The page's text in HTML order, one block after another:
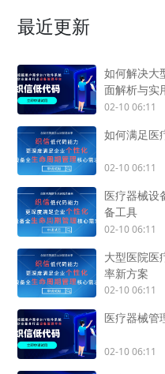
最近更新
如何解决大
面解析与实
02-10 06:11
如何满足医
02-10 06:11
医疗器械设
备工具
02-10 06:11
大型医院医
率新方案
02-10 06:11
医疗器械管
02-10 06:11